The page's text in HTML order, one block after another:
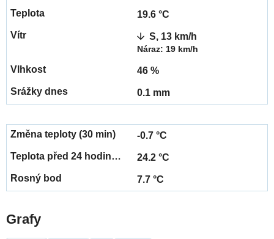
19.6 °C
S, 13 km/h
Náraz: 19 km/h
46 %
0.1 mm
-0.7 °C
24.2 °C
7.7 °C
Grafy